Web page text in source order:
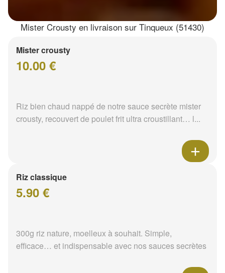
Mister Crousty en livraison sur Tinqueux (51430)
Mister crousty
10.00 €
Riz bien chaud nappé de notre sauce secrète mister
crousty, recouvert de poulet frit ultra croustillant… l...
Riz classique
5.90 €
300g riz nature, moelleux à souhait. Simple,
efficace… et indispensable avec nos sauces secrètes